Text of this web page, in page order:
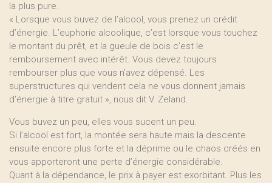
la plus pure.
« Lorsque vous buvez de l’alcool, vous prenez un crédit
d’énergie. L’euphorie alcoolique, c’est lorsque vous touchez
le montant du prêt, et la gueule de bois c’est le
remboursement avec intérêt. Vous devez toujours
rembourser plus que vous n’avez dépensé. Les
superstructures qui vendent cela ne vous donnent jamais
d’énergie à titre gratuit », nous dit V. Zeland.
Vous buvez un peu, elles vous sucent un peu.
Si l’alcool est fort, la montée sera haute mais la descente
ensuite encore plus forte et la déprime ou le chaos créés en
vous apporteront une perte d’énergie considérable.
Quant à la dépendance, le prix à payer est exorbitant. Plus les